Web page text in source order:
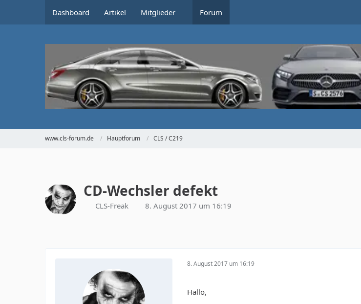
Dashboard Artikel Mitglieder Forum
www.cls-forum.de Hauptforum CLS / C219
CD-Wechsler defekt
CLS-Freak 8. August 2017 um 16:19
8. August 2017 um 16:19
Hallo,